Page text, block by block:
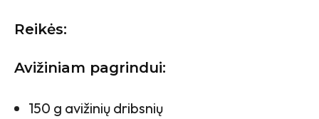
Reikės:
Avižiniam pagrindui:
150 g avižinių dribsnių